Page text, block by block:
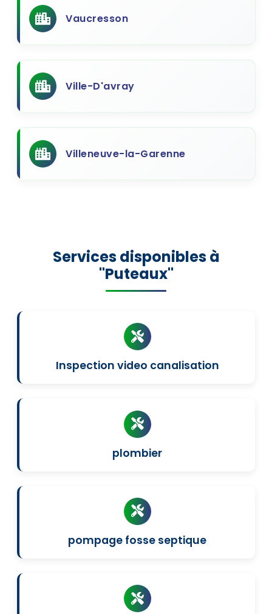
Vaucresson
Ville-D'avray
Villeneuve-la-Garenne
Services disponibles à
"Puteaux"
Inspection video canalisation
plombier
pompage fosse septique